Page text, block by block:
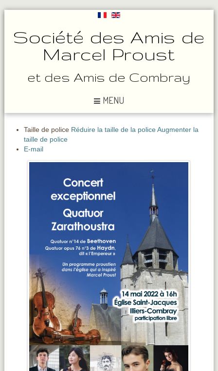
Société des Amis de
Marcel Proust
et des Amis de Combray
MENU
Taille de police Réduire la taille de la police Augmenter la
taille de police
E-mail